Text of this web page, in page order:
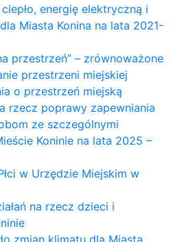
energię elektryczną i
Miasta Konina na lata 2021-
przestrzeń” – zrównoważone
przestrzeni miejskiej
o przestrzeń miejską
rzecz poprawy zapewniania
ze szczególnymi
Koninie na lata 2025 –
w Urzędzie Miejskim w
na rzecz dzieci i
zmian klimatu dla Miasta